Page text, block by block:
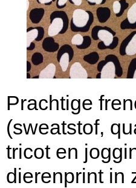
Prachtige
(sweatstof,
tricot en
dierenprint in